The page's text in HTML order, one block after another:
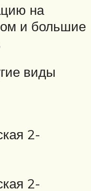
на
и большие
виды
2-
2-